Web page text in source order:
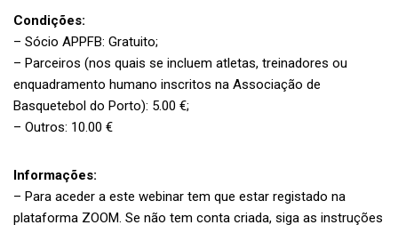
Condições:
– Sócio APPFB: Gratuito;
– Parceiros (nos quais se incluem atletas, treinadores ou
enquadramento humano inscritos na Associação de
Basquetebol do Porto): 5.00 €;
– Outros: 10.00 €
Informações:
– Para aceder a este webinar tem que estar registado na
plataforma ZOOM. Se não tem conta criada, siga as instruções